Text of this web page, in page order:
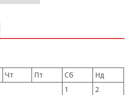
Чт Пт Сб
Нд
1
2